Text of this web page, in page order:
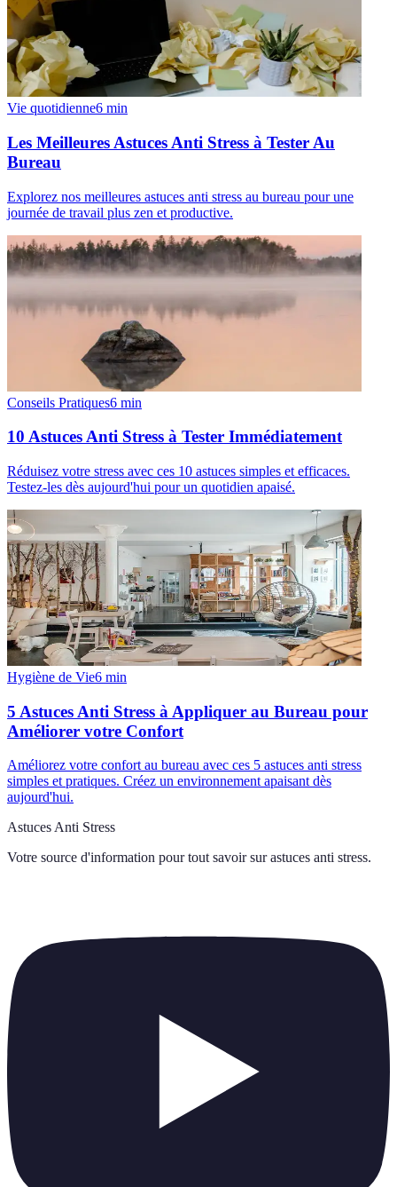
Vie quotidienne6 min
Les Meilleures Astuces Anti Stress à Tester Au
Bureau
Explorez nos meilleures astuces anti stress au bureau pour une
journée de travail plus zen et productive.
Conseils Pratiques6 min
10 Astuces Anti Stress à Tester Immédiatement
Réduisez votre stress avec ces 10 astuces simples et efficaces.
Testez-les dès aujourd'hui pour un quotidien apaisé.
Hygiène de Vie6 min
5 Astuces Anti Stress à Appliquer au Bureau pour
Améliorer votre Confort
Améliorez votre confort au bureau avec ces 5 astuces anti stress
simples et pratiques. Créez un environnement apaisant dès
aujourd'hui.
Astuces Anti Stress
Votre source d'information pour tout savoir sur astuces anti stress.